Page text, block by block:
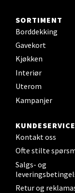
SORTIMENT
Borddekking
Gavekort
Kjøkken
Interiør
Uterom
Kampanjer
KUNDESERVICE
Kontakt oss
Ofte stilte
Salgs- og
Retur og
0 i butikk
Åpent i dag 09-
0 i butikk